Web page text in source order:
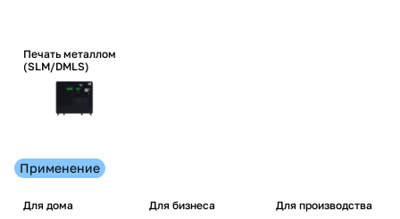
Печать металлом
(SLM/DMLS)
Применение
Для дома Для бизнеса Для производства